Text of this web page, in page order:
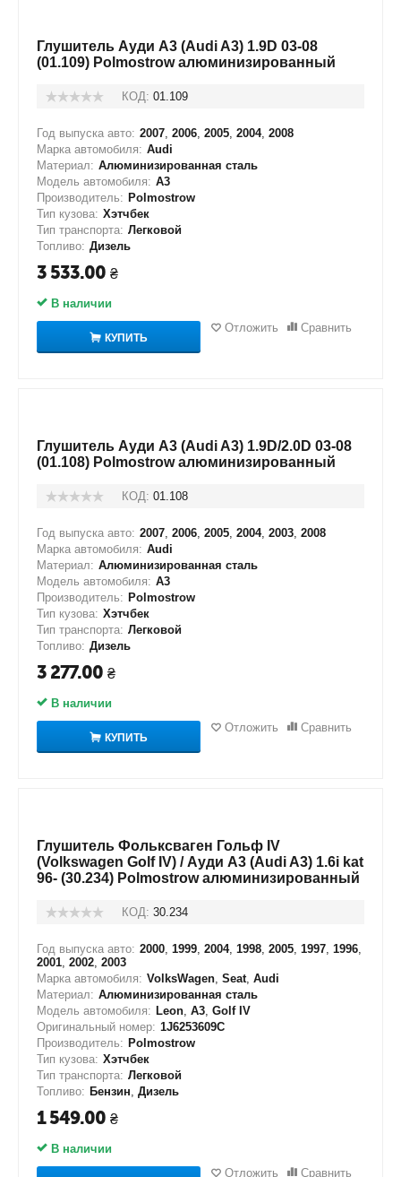
Глушитель Ауди А3 (Audi A3) 1.9D 03-08
(01.109) Polmostrow алюминизированный
КОД: 01.109
Год выпуска авто: 2007, 2006, 2005, 2004, 2008
Марка автомобиля: Audi
Материал: Алюминизированная сталь
Модель автомобиля: A3
Производитель: Polmostrow
Тип кузова: Хэтчбек
Тип транспорта: Легковой
Топливо: Дизель
3 533.00 ₴
В наличии
КУПИТЬ
Отложить Сравнить
Глушитель Ауди А3 (Audi A3) 1.9D/2.0D 03-08
(01.108) Polmostrow алюминизированный
КОД: 01.108
Год выпуска авто: 2007, 2006, 2005, 2004, 2003, 2008
Марка автомобиля: Audi
Материал: Алюминизированная сталь
Модель автомобиля: A3
Производитель: Polmostrow
Тип кузова: Хэтчбек
Тип транспорта: Легковой
Топливо: Дизель
3 277.00 ₴
В наличии
КУПИТЬ
Отложить Сравнить
Глушитель Фольксваген Гольф IV
(Volkswagen Golf IV) / Ауди А3 (Audi A3) 1.6i kat
96- (30.234) Polmostrow алюминизированный
КОД: 30.234
Год выпуска авто: 2000, 1999, 2004, 1998, 2005, 1997, 1996,
2001, 2002, 2003
Марка автомобиля: VolksWagen, Seat, Audi
Материал: Алюминизированная сталь
Модель автомобиля: Leon, A3, Golf IV
Оригинальный номер: 1J6253609C
Производитель: Polmostrow
Тип кузова: Хэтчбек
Тип транспорта: Легковой
Топливо: Бензин, Дизель
1 549.00 ₴
В наличии
Отложить Сравнить